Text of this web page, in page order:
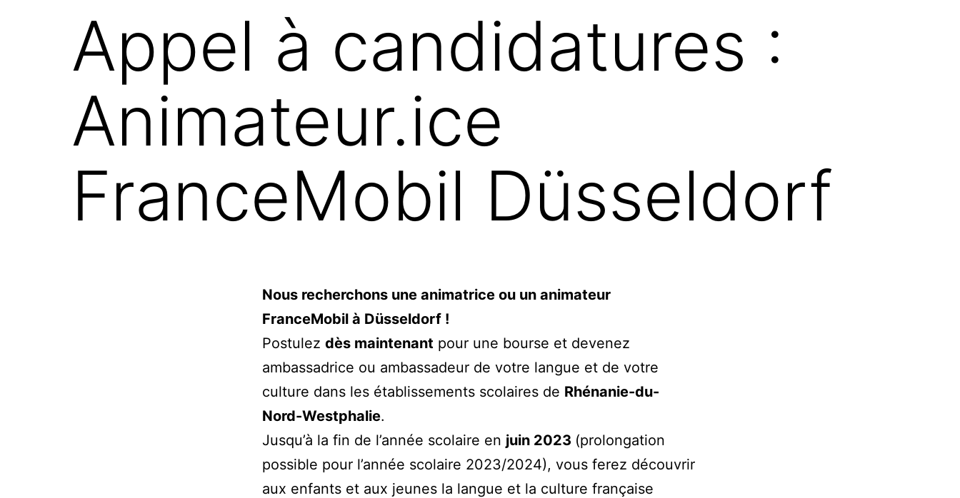
Appel à candidatures :
Animateur.ice
FranceMobil Düsseldorf
Nous recherchons une animatrice ou un animateur
FranceMobil à Düsseldorf !
Postulez dès maintenant pour une bourse et devenez
ambassadrice ou ambassadeur de votre langue et de votre
culture dans les établissements scolaires de Rhénanie-du-
Nord-Westphalie.
Jusqu’à la fin de l’année scolaire en juin 2023 (prolongation
possible pour l’année scolaire 2023/2024), vous ferez découvrir
aux enfants et aux jeunes la langue et la culture française